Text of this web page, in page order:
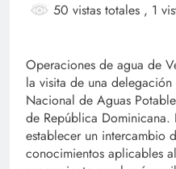
50 vistas totales , 1
Operaciones de agua de
la visita de una
Nacional de Aguas
de República
establecer un intercambio
conocimientos aplicables